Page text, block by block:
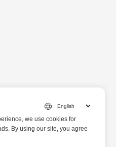
we use cookies for
By using our site, you agree